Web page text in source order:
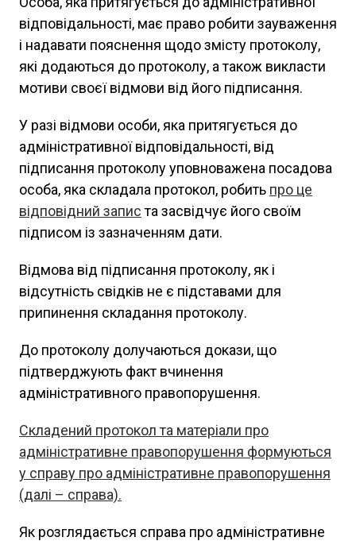
відповідальності, має право робити зауваження
і надавати пояснення щодо змісту протоколу,
які додаються до протоколу, а також викласти
мотиви своєї відмови від його підписання.
У разі відмови особи, яка притягується до
адміністративної відповідальності, від
підписання протоколу уповноважена посадова
особа, яка складала протокол, робить про це
відповідний записта засвідчує його своїм
підписом із зазначенням дати.
Відмова від підписання протоколу, як і
відсутність свідків не є підставами для
припинення складання протоколу.
До протоколу долучаються докази, що
підтверджують факт вчинення
адміністративного правопорушення.
Складений протокол та матеріали про
адміністративне правопорушення формуються
у справу про адміністративне правопорушення
(далі – справа).
Як розглядається справа про адміністративне